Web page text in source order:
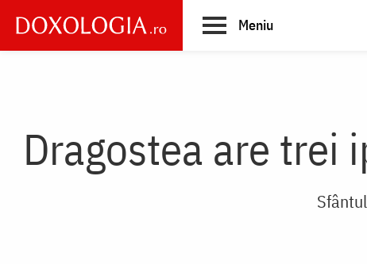
main
Meniu
Dragostea are trei